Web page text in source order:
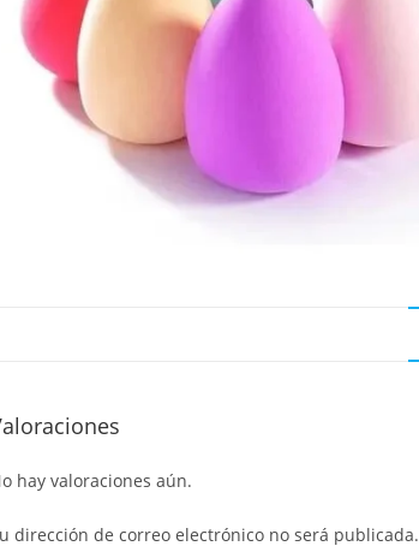
hay valoraciones aún.
dirección de correo electrónico no será publicada.